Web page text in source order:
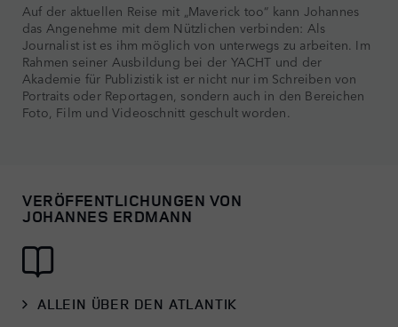
Auf der aktuellen Reise mit „Maverick too“ kann Johannes
das Angenehme mit dem Nützlichen verbinden: Als
Journalist ist es ihm möglich von unterwegs zu arbeiten. Im
Rahmen seiner Ausbildung bei der YACHT und der
Akademie für Publizistik ist er nicht nur im Schreiben von
Portraits oder Reportagen, sondern auch in den Bereichen
Foto, Film und Videoschnitt geschult worden.
VERÖFFENTLICHUNGEN VON
JOHANNES ERDMANN
ALLEIN ÜBER DEN ATLANTIK